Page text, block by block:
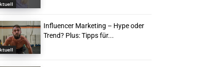
Influencer Marketing – Hype oder
Trend? Plus: Tipps für...